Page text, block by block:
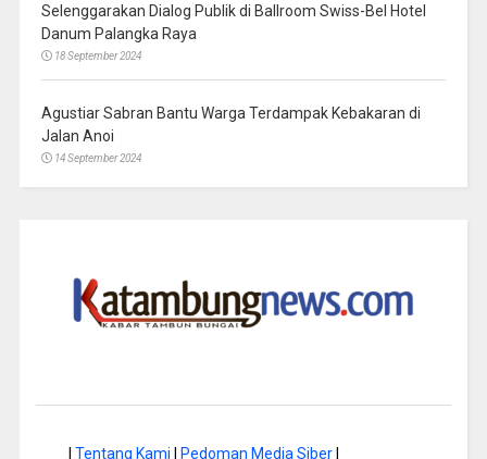
Selenggarakan Dialog Publik di Ballroom Swiss-Bel Hotel
Danum Palangka Raya
18 September 2024
Agustiar Sabran Bantu Warga Terdampak Kebakaran di
Jalan Anoi
14 September 2024
| Tentang Kami | Pedoman Media Siber|